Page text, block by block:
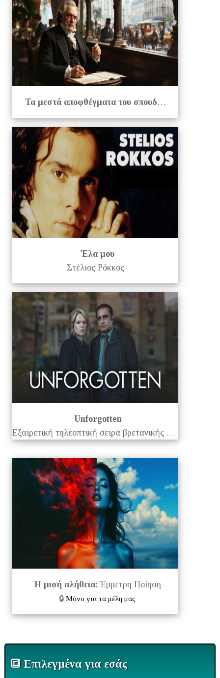
Τα μεστά αποφθέγματα του σπουδαίου λογοτέχνη Ονορέ Ντε Μπαλζάκ
Έλα μου
Στέλιος Ρόκκος
Unforgotten
Εξαιρετική τηλεοπτική σειρά βρετανικής παραγωγής
Η μισή αλήθεια: Έμμετρη Ποίηση
🔒 Μόνο για τα μέλη μας
🔳 Επιλεγμένα για εσάς